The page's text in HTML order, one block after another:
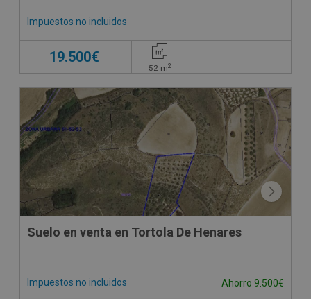
Impuestos no incluidos
19.500€
52 m2
Suelo en venta en Tortola De Henares
Impuestos no incluidos Ahorro 9.500€